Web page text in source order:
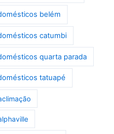
belém
catumbi
quarta parada
tatuapé